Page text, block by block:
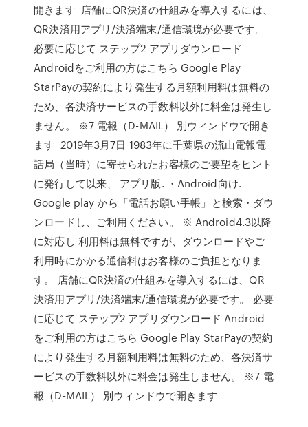
開きます 店舗にQR決済の仕組みを導入するには、
QR決済用アプリ/決済端末/通信環境が必要です。
必要に応じて ステップ2 アプリダウンロード
Androidをご利用の方はこちら Google Play
StarPayの契約により発生する月額利用料は無料の
ため、各決済サービスの手数料以外に料金は発生し
ません。 ※7 電報（D-MAIL） 別ウィンドウで開き
ます 2019年3月7日 1983年に千葉県の流山電報電
話局（当時）に寄せられたお客様のご要望をヒント
に発行して以来、 アプリ版. ・Android向け.
Google play から「電話お願い手帳」と検索・ダウ
ンロードし、ご利用ください。 ※ Android4.3以降
に対応し 利用料は無料ですが、ダウンロードやご
利用時にかかる通信料はお客様のご負担となりま
す。 店舗にQR決済の仕組みを導入するには、QR
決済用アプリ/決済端末/通信環境が必要です。 必要
に応じて ステップ2 アプリダウンロード Android
をご利用の方はこちら Google Play StarPayの契約
により発生する月額利用料は無料のため、各決済サ
ービスの手数料以外に料金は発生しません。 ※7 電
報（D-MAIL） 別ウィンドウで開きます